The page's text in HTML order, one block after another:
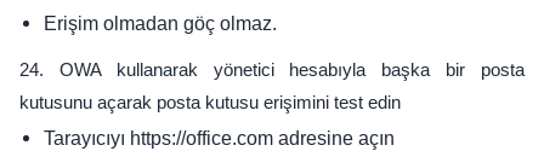
Erişim olmadan göç olmaz.
24. OWA kullanarak yönetici hesabıyla başka bir posta
kutusunu açarak posta kutusu erişimini test edin
Tarayıcıyı https://office.com adresine açın